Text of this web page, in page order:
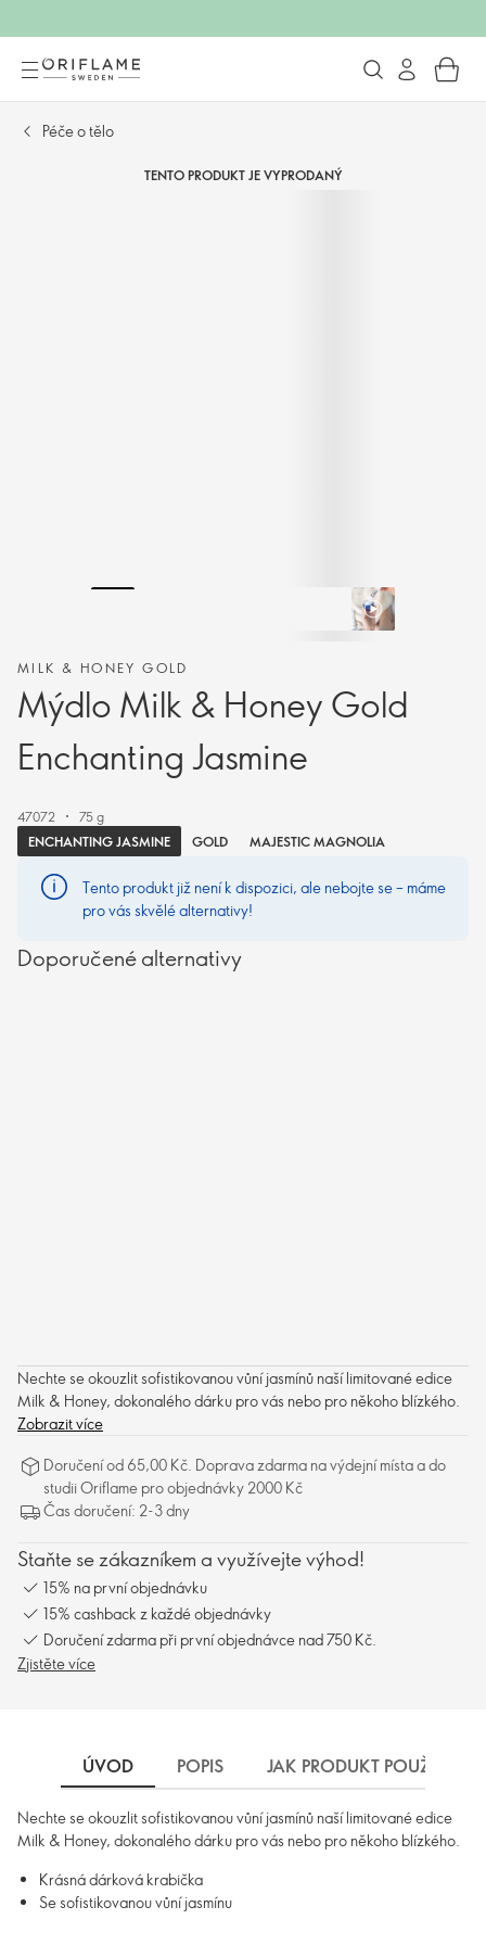
Péče o tělo
TENTO PRODUKT JE VYPRODANÝ
MILK & HONEY GOLD
Mýdlo Milk & Honey Gold
Enchanting Jasmine
47072
75 g
ENCHANTING JASMINE
GOLD MAJESTIC MAGNOLIA
Tento produkt již není k dispozici, ale nebojte se – máme
pro vás skvělé alternativy!
Doporučené alternativy
Nechte se okouzlit sofistikovanou vůní jasmínů naší limitované edice
Milk & Honey, dokonalého dárku pro vás nebo pro někoho blízkého.
Zobrazit více
Doručení od 65,00 Kč. Doprava zdarma na výdejní místa a do
studii Oriflame pro objednávky 2000 Kč
Čas doručení: 2-3 dny
Staňte se zákazníkem a využívejte výhod!
15% na první objednávku
15% cashback z každé objednávky
Doručení zdarma při první objednávce nad 750 Kč.
Zjistěte více
ÚVOD POPIS JAK PRODUKT POUŽÍVAT
Nechte se okouzlit sofistikovanou vůní jasmínů naší limitované edice
Milk & Honey, dokonalého dárku pro vás nebo pro někoho blízkého.
Krásná dárková krabička
Se sofistikovanou vůní jasmínu